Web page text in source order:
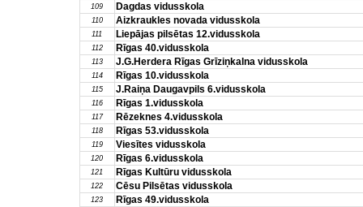
109 Dagdas vidusskola
110 Aizkraukles novada vidusskola
111 Liepājas pilsētas 12.vidusskola
112 Rīgas 40.vidusskola
113 J.G.Herdera Rīgas Grīziņkalna vidusskola
114 Rīgas 10.vidusskola
115 J.Raiņa Daugavpils 6.vidusskola
116 Rīgas 1.vidusskola
117 Rēzeknes 4.vidusskola
118 Rīgas 53.vidusskola
119 Viesītes vidusskola
120 Rīgas 6.vidusskola
121 Rīgas Kultūru vidusskola
122 Cēsu Pilsētas vidusskola
123 Rīgas 49.vidusskola